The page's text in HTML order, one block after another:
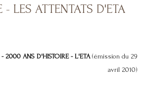
- LES ATTENTATS D'ETA
2000 ANS D'HISTOIRE - L'ETA(émission du 29
avril 2010)